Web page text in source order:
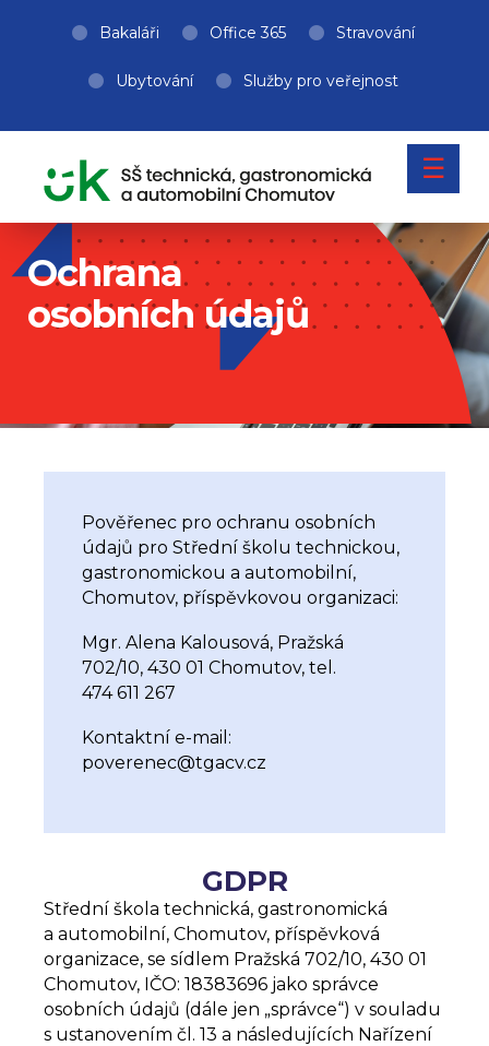
Bakaláři Office 365 Stravování
Ubytování Služby pro veřejnost
☰
Ochrana
osobních údajů
Pověřenec pro ochranu osobních
údajů pro Střední školu technickou,
gastronomickou a automobilní,
Chomutov, příspěvkovou organizaci:
Mgr. Alena Kalousová, Pražská
702/10, 430 01 Chomutov, tel.
474 611 267
Kontaktní e-mail:
poverenec@tgacv.cz
GDPR
Střední škola technická, gastronomická
a automobilní, Chomutov, příspěvková
organizace, se sídlem Pražská 702/10, 430 01
Chomutov, IČO: 18383696 jako správce
osobních údajů (dále jen „správce“) v souladu
s ustanovením čl. 13 a následujících Nařízení